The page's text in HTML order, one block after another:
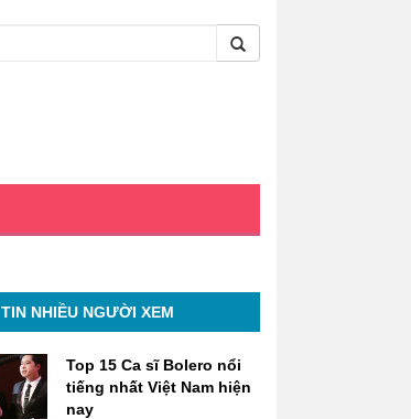
TIN NHIỀU NGƯỜI XEM
Top 15 Ca sĩ Bolero nổi
tiếng nhất Việt Nam hiện
nay